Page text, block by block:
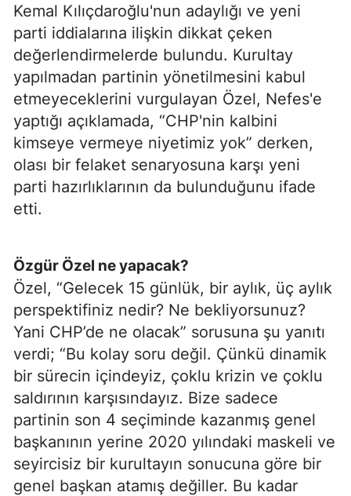
Kemal Kılıçdaroğlu'nun adaylığı ve yeni
parti iddialarına ilişkin dikkat çeken
değerlendirmelerde bulundu. Kurultay
yapılmadan partinin yönetilmesini kabul
etmeyeceklerini vurgulayan Özel, Nefes'e
yaptığı açıklamada, “CHP'nin kalbini
kimseye vermeye niyetimiz yok” derken,
olası bir felaket senaryosuna karşı yeni
parti hazırlıklarının da bulunduğunu ifade
etti.
Özgür Özel ne yapacak?
Özel, “Gelecek 15 günlük, bir aylık, üç aylık
perspektifiniz nedir? Ne bekliyorsunuz?
Yani CHP’de ne olacak” sorusuna şu yanıtı
verdi; “Bu kolay soru değil. Çünkü dinamik
bir sürecin içindeyiz, çoklu krizin ve çoklu
saldırının karşısındayız. Bize sadece
partinin son 4 seçiminde kazanmış genel
başkanının yerine 2020 yılındaki maskeli ve
seyircisiz bir kurultayın sonucuna göre bir
genel başkan atamış değiller. Bu kadar